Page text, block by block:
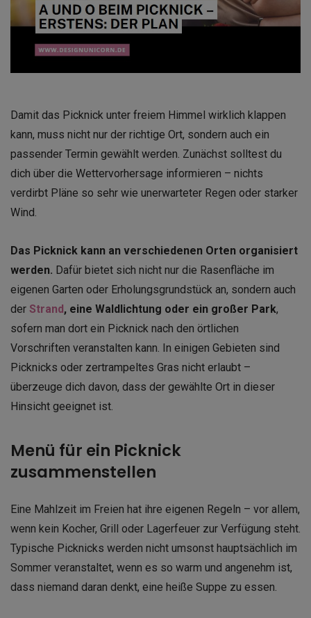
Damit das Picknick unter freiem Himmel wirklich klappen
kann, muss nicht nur der richtige Ort, sondern auch ein
passender Termin gewählt werden. Zunächst solltest du
dich über die Wettervorhersage informieren – nichts
verdirbt Pläne so sehr wie unerwarteter Regen oder starker
Wind.
Das Picknick kann an verschiedenen Orten organisiert
werden. Dafür bietet sich nicht nur die Rasenfläche im
eigenen Garten oder Erholungsgrundstück an, sondern auch
der Strand , eine Waldlichtung oder ein großer Park,
sofern man dort ein Picknick nach den örtlichen
Vorschriften veranstalten kann. In einigen Gebieten sind
Picknicks oder zertrampeltes Gras nicht erlaubt –
überzeuge dich davon, dass der gewählte Ort in dieser
Hinsicht geeignet ist.
Menü für ein Picknick
zusammenstellen
Eine Mahlzeit im Freien hat ihre eigenen Regeln – vor allem,
wenn kein Kocher, Grill oder Lagerfeuer zur Verfügung steht.
Typische Picknicks werden nicht umsonst hauptsächlich im
Sommer veranstaltet, wenn es so warm und angenehm ist,
dass niemand daran denkt, eine heiße Suppe zu essen.